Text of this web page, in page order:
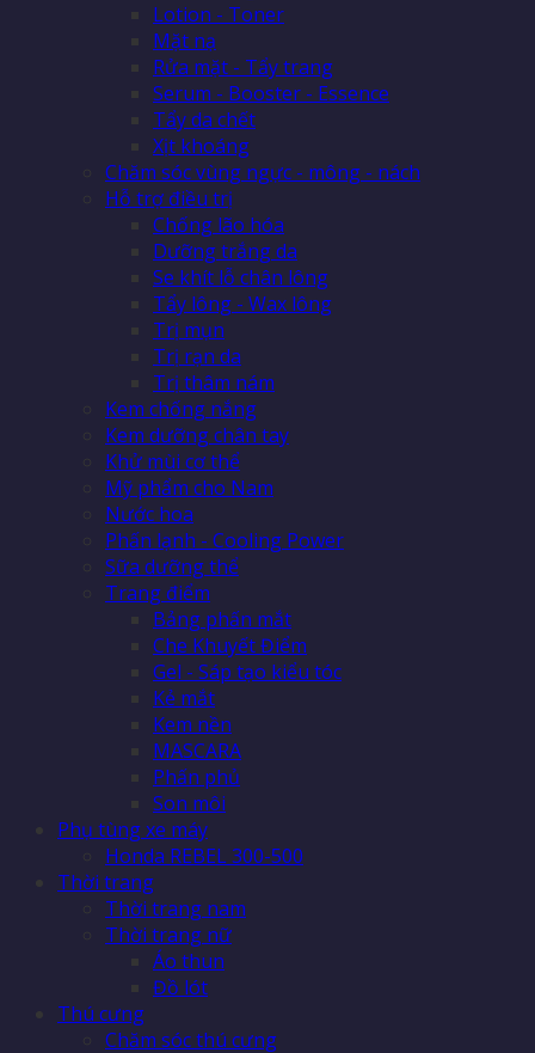
Lotion - Toner
Mặt nạ
Rửa mặt - Tẩy trang
Serum - Booster - Essence
Tẩy da chết
Xịt khoáng
Chăm sóc vùng ngực - mông - nách
Hỗ trợ điều trị
Chống lão hóa
Dưỡng trắng da
Se khít lỗ chân lông
Tẩy lông - Wax lông
Trị mụn
Trị rạn da
Trị thâm nám
Kem chống nắng
Kem dưỡng chân tay
Khử mùi cơ thể
Mỹ phẩm cho Nam
Nước hoa
Phấn lạnh - Cooling Power
Sữa dưỡng thể
Trang điểm
Bảng phấn mắt
Che Khuyết Điểm
Gel - Sáp tạo kiểu tóc
Kẻ mắt
Kem nền
MASCARA
Phấn phủ
Son môi
Phụ tùng xe máy
Honda REBEL 300-500
Thời trang
Thời trang nam
Thời trang nữ
Áo thun
Đồ lót
Thú cưng
Chăm sóc thú cưng